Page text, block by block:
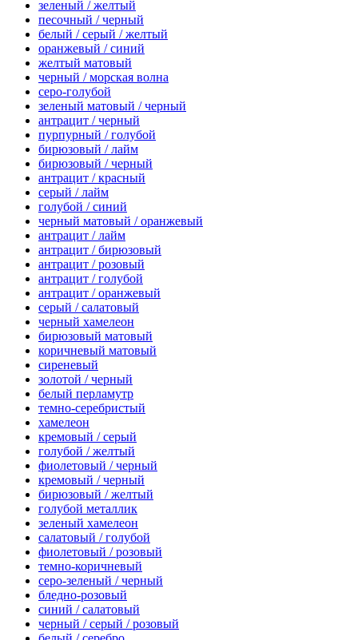
зеленый / желтый
песочный / черный
белый / серый / желтый
оранжевый / синий
желтый матовый
черный / морская волна
серо-голубой
зеленый матовый / черный
антрацит / черный
пурпурный / голубой
бирюзовый / лайм
бирюзовый / черный
антрацит / красный
серый / лайм
голубой / синий
черный матовый / оранжевый
антрацит / лайм
антрацит / бирюзовый
антрацит / розовый
антрацит / голубой
антрацит / оранжевый
серый / салатовый
черный хамелеон
бирюзовый матовый
коричневый матовый
сиреневый
золотой / черный
белый перламутр
темно-серебристый
хамелеон
кремовый / серый
голубой / желтый
фиолетовый / черный
кремовый / черный
бирюзовый / желтый
голубой металлик
зеленый хамелеон
салатовый / голубой
фиолетовый / розовый
темно-коричневый
серо-зеленый / черный
бледно-розовый
синий / салатовый
черный / серый / розовый